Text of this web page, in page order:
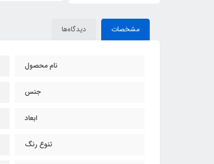
مشخصات دیدگاه‌ها
نام محصول
جنس
ابعاد
تنوع رنگ